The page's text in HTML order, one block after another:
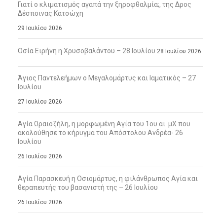
Γιατί ο κλιματισμός αγαπά την ξηροφθαλμία;, της Δρος
Δέσποινας Κατσώχη
29 Ιουλίου 2026
Οσία Ειρήνη η Χρυσοβαλάντου – 28 Ιουλίου 28 Ιουλίου 2026
Άγιος Παντελεήμων ο Μεγαλομάρτυς και Ιαματικός – 27
Ιουλίου
27 Ιουλίου 2026
Αγία Ωραιοζήλη, η μορφωμένη Αγία του 1ου αι. μΧ που
ακολούθησε το κήρυγμα του Απόστολου Ανδρέα- 26
Ιουλίου
26 Ιουλίου 2026
Αγία Παρασκευή η Οσιομάρτυς, η φιλάνθρωπος Αγία και
θεραπευτής του βασανιστή της – 26 Ιουλίου
26 Ιουλίου 2026